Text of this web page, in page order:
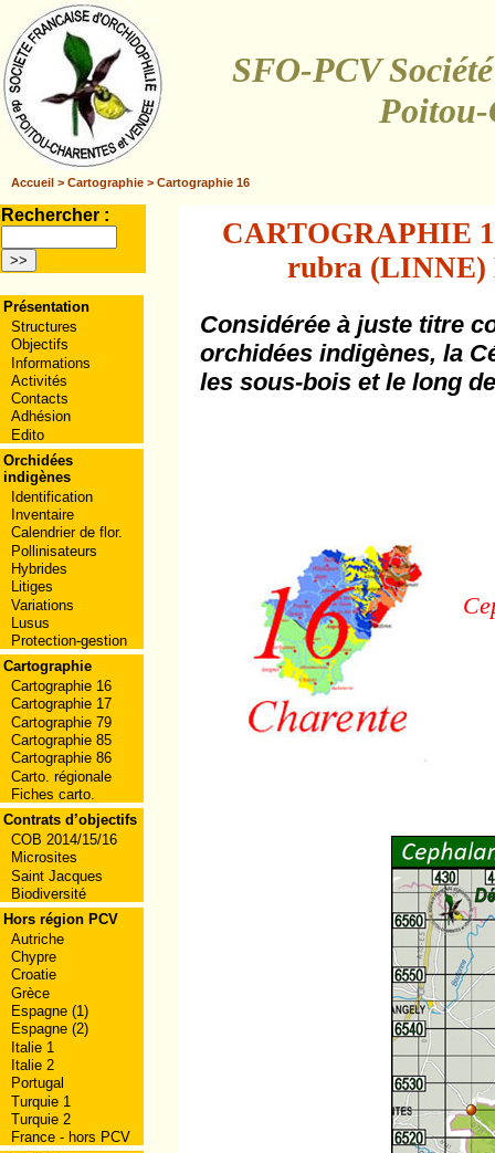
SFO-PCV
Poitou-
Accueil > Cartographie > Cartographie 16
Rechercher :
Présentation
Structures
Objectifs
Informations
Activités
Contacts
Adhésion
Edito
Orchidées
indigènes
Identification
Inventaire
Calendrier de flor.
Pollinisateurs
Hybrides
Litiges
Variations
Lusus
Protection-gestion
Cartographie
Cartographie 16
Cartographie 17
Cartographie 79
Cartographie 85
Cartographie 86
Carto. régionale
Fiches carto.
Contrats d’objectifs
COB 2014/15/16
Microsites
Saint Jacques
Biodiversité
Hors région PCV
Autriche
Chypre
Croatie
Grèce
Espagne (1)
Espagne (2)
Italie 1
Italie 2
Portugal
Turquie 1
Turquie 2
France - hors PCV
CARTOGRAPHIE
rubra (LINNE)
Considérée à juste titre
orchidées indigènes, la
les sous-bois et le long